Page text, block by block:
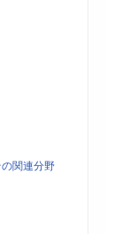
関連分野